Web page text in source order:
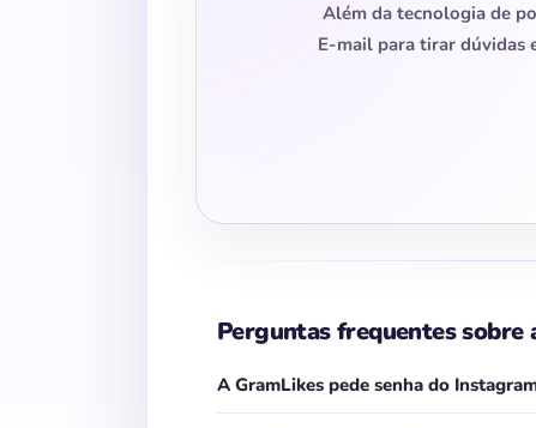
Além da tecnologia de
E-mail para tirar dúvidas
Perguntas frequentes sobre
A GramLikes pede senha do